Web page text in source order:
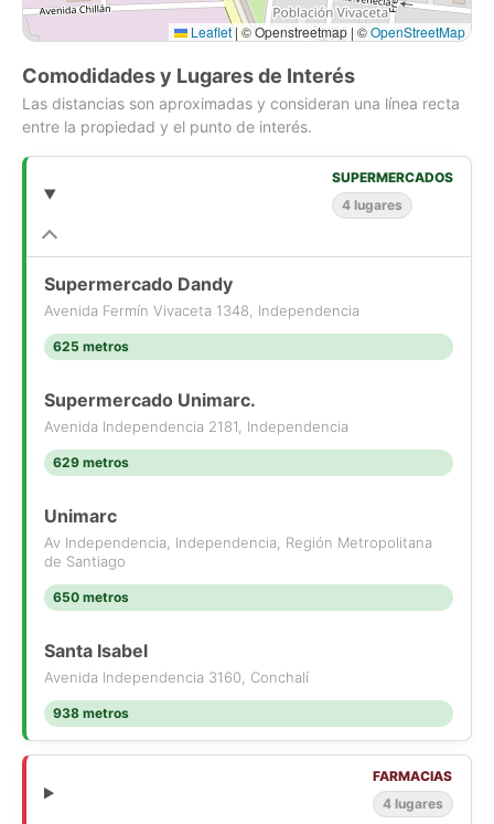
durante todo el proceso.
seguro.
Leaflet| © Openstreetmap | ©OpenStreetMap
Comodidades y Lugares de Interés
Las distancias son aproximadas y consideran una línea recta
entre la propiedad y el punto de interés.
SUPERMERCADOS
4 lugares
Supermercado Dandy
Avenida Fermín Vivaceta 1348, Independencia
625 metros
Supermercado Unimarc.
Avenida Independencia 2181, Independencia
629 metros
Unimarc
Av Independencia, Independencia, Región Metropolitana
de Santiago
650 metros
Santa Isabel
Avenida Independencia 3160, Conchalí
938 metros
FARMACIAS
4 lugares